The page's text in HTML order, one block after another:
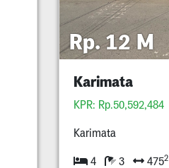
Rp. 12 M
Karimata
KPR: Rp.50,592,484
Karimata
4 3 4752